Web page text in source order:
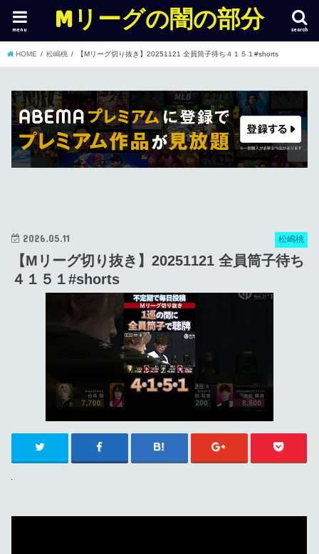
Mリーグの闇の部分 search
menu
HOME 松嶋桃 【Mリーグ切り抜き】20251121 全員筒子待ち４１５１#shorts
松嶋桃
2026.05.11
【Mリーグ切り抜き】20251121 全員筒子待ち
４１５１#shorts